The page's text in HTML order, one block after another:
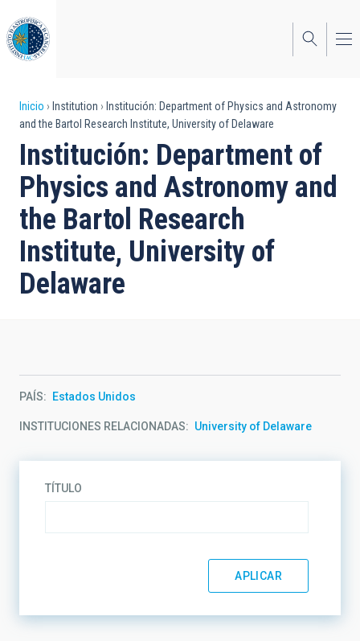
al
contenido
principal
Sobrescribir
enlaces
de
ayuda
a
la
navegación
Inicio Institution
Institución: Department of Physics and Astronomy
and the Bartol Research Institute, University of Delaware
Institución: Department of
Physics and Astronomy and
the Bartol Research
Institute, University of
Delaware
PAÍS Estados Unidos
INSTITUCIONES RELACIONADAS University of Delaware
TÍTULO